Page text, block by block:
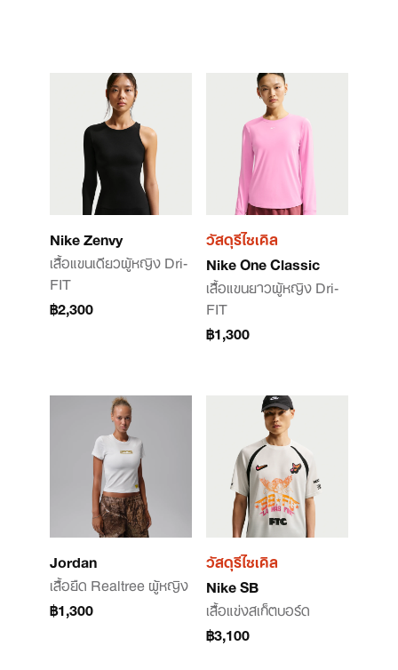
Nike Zenvy
เสื้อแขนเดียวผู้หญิง Dri-
FIT
฿2,300
วัสดุรีไซเคิล
Nike One Classic
เสื้อแขนยาวผู้หญิง Dri-
FIT
฿1,300
Jordan
เสื้อยืด Realtree ผู้หญิง
฿1,300
วัสดุรีไซเคิล
Nike SB
เสื้อแข่งสเก็ตบอร์ด
฿3,100